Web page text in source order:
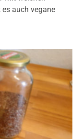
auch vegane